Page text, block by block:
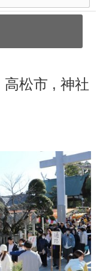
高松市 , 神社